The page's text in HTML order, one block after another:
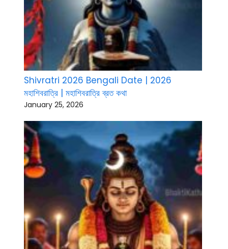
Shivratri 2026 Bengali Date | 2026
মহাশিবরাত্রি | মহাশিবরাত্রি ব্রত কথা
January 25, 2026